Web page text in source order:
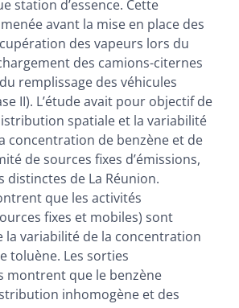
station d’essence. Cette
avant la mise en place des
des vapeurs lors du
des camions-citernes
remplissage des véhicules
II). L’étude avait pour objectif de
spatiale et la variabilité
concentration de benzène et de
de sources fixes d’émissions,
distinctes de La Réunion.
que les activités
fixes et mobiles) sont
la variabilité de la concentration
toluène. Les sorties
montrent que le benzène
inhomogène et des